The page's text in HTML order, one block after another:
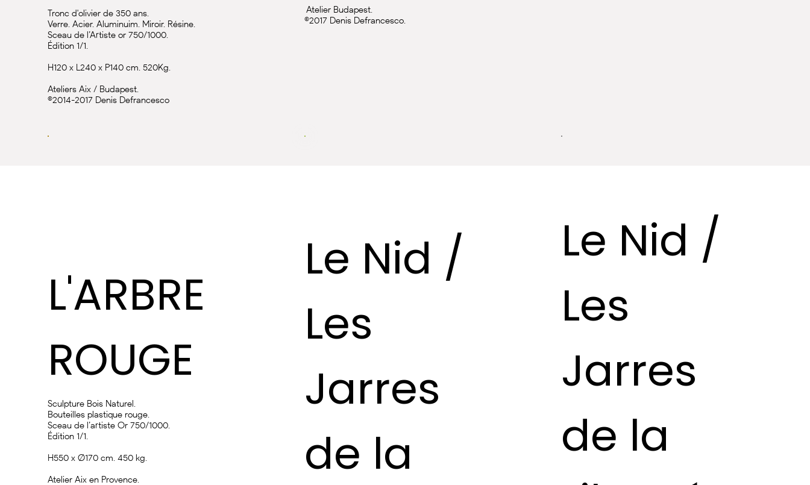
Tronc d'olivier de 350 ans.
Verre. Acier. Aluminuim. Miroir. Résine.
Sceau de l’Artiste or 750/1000.
Édition 1/1.
H120 x L240 x P140 cm. 520Kg.
Ateliers Aix / Budapest.
©2014-2017 Denis Defrancesco
Atelier Budapest.
©2017 Denis Defrancesco.
L'ARBRE
ROUGE
Sculpture Bois Naturel.
Bouteilles plastique rouge.
Sceau de l’artiste Or 750/1000.
Édition 1/1.
H550 x Ø170 cm. 450 kg.
Atelier Aix en Provence.
Le Nid /
Les
Jarres
de la
Le Nid /
Les
Jarres
de la